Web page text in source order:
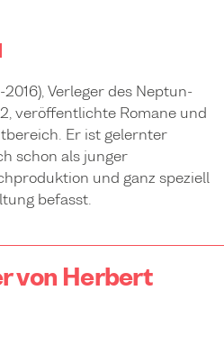
Verleger des Neptun-
veröffentlichte Romane und
Er ist gelernter
schon als junger
und ganz speziell
befasst.
von Herbert